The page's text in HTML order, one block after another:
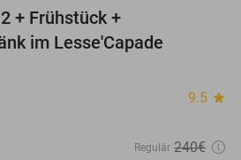
+ Frühstück +
im Lesse'Capade
9.5 star
Regulär 240€